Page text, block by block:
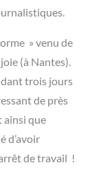
» venu de
(à Nantes).
trois jours
de près
ainsi que
d’avoir
de travail !